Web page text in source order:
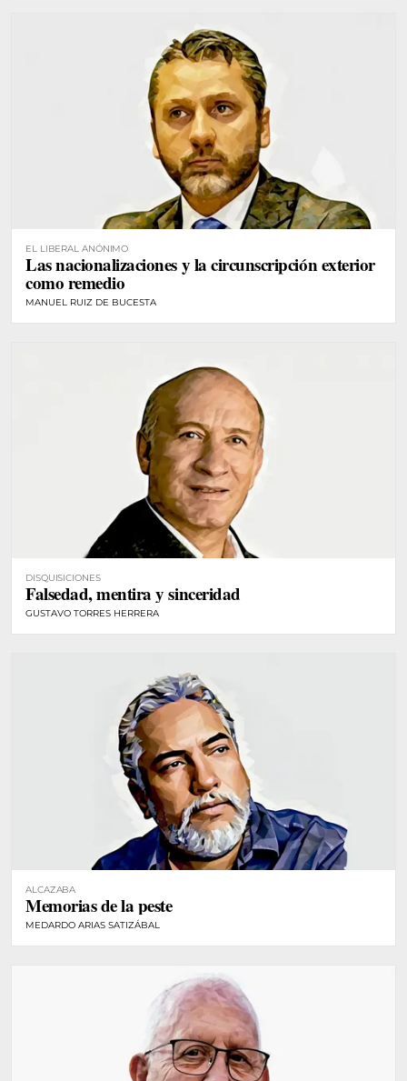
EL LIBERAL ANÓNIMO
Las nacionalizaciones y la circunscripción exterior
como remedio
MANUEL RUIZ DE BUCESTA
DISQUISICIONES
Falsedad, mentira y sinceridad
GUSTAVO TORRES HERRERA
ALCAZABA
Memorias de la peste
MEDARDO ARIAS SATIZÁBAL